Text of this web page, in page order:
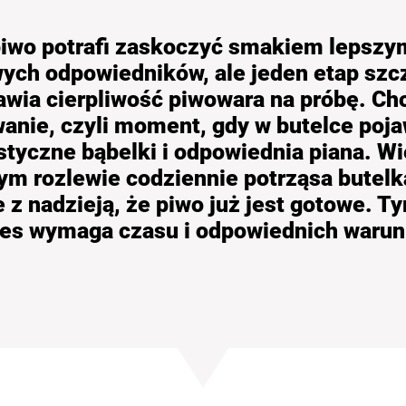
potrafi zaskoczyć smakiem
odpowiedników, ale jeden etap
cierpliwość piwowara na próbę.
czyli moment, gdy w butelce
bąbelki i odpowiednia piana.
rozlewie codziennie potrząsa
z nadzieją, że piwo już jest gotowe.
wymaga czasu i odpowiednich